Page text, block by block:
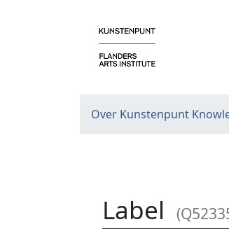
Over Kunstenpunt
Label